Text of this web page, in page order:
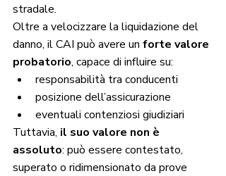
stradale.
Oltre a velocizzare la liquidazione del
danno, il CAI può avere un forte valore
probatorio, capace di influire su:
responsabilità tra conducenti
posizione dell’assicurazione
eventuali contenziosi giudiziari
Tuttavia, il suo valore non è
assoluto: può essere contestato,
superato o ridimensionato da prove